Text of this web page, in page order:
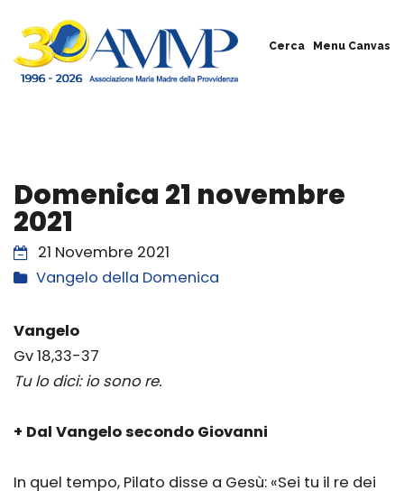
Cerca Menu Canvas
Domenica 21 novembre
2021
21 Novembre 2021
Vangelo della Domenica
Vangelo
Gv 18,33-37
Tu lo dici: io sono re.
+ Dal Vangelo secondo Giovanni
In quel tempo, Pilato disse a Gesù: «Sei tu il re dei